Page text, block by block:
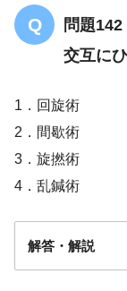
問題
交互に
1．回旋術
2．間歇術
3．旋撚術
4．乱鍼術
解答・解説